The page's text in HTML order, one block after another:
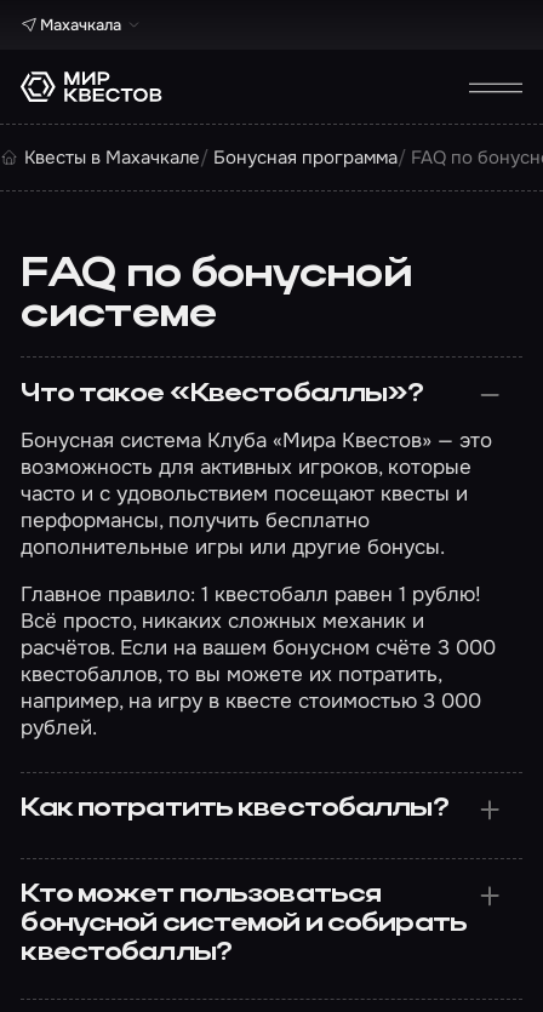
Махачкала
Квесты в Махачкале Бонусная программа FAQ по
FAQ по бонусной
системе
Что такое «Квестобаллы»?
Бонусная система Клуба «Мира Квестов» — это
возможность для активных игроков, которые
часто и с удовольствием посещают квесты и
перформансы, получить бесплатно
дополнительные игры или другие бонусы.
Главное правило: 1 квестобалл равен 1 рублю!
Всё просто, никаких сложных механик и
расчётов. Если на вашем бонусном счёте 3 000
квестобаллов, то вы можете их потратить,
например, на игру в квесте стоимостью 3 000
рублей.
Как потратить квестобаллы?
Кто может пользоваться
бонусной системой и собирать
квестобаллы?